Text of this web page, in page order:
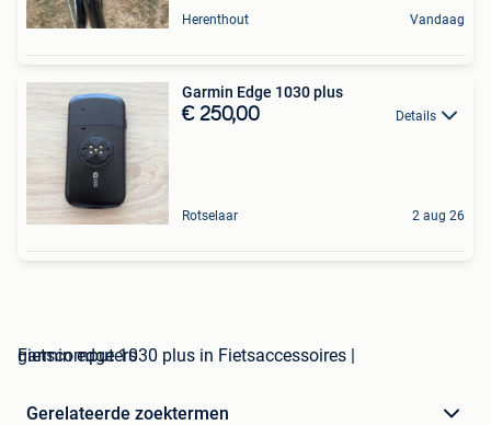
Herenthout Vandaag
Garmin Edge 1030 plus
€ 250,00 Details
Rotselaar 2 aug 26
garmin edge 1030 plus in Fietsaccessoires | Fietscomputers
Gerelateerde zoektermen